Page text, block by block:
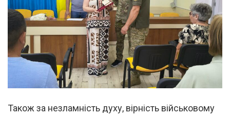
Також за незламність духу, вірність військовому